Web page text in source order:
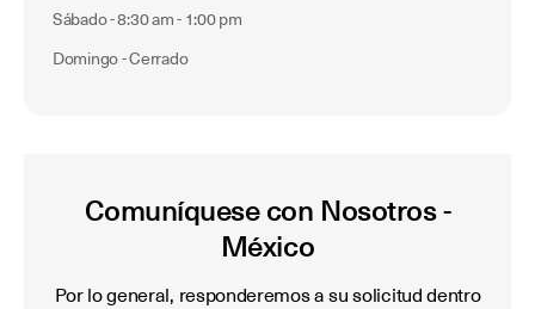
Sábado - 8:30 am - 1:00 pm
Domingo - Cerrado
Comuníquese con Nosotros -
México
Por lo general, responderemos a su solicitud dentro